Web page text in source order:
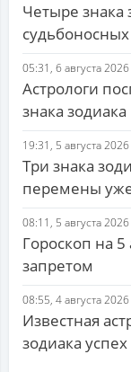
Четыре знака
05:31, 6 августа 2026
Астрологи
знака зодиака
19:31, 5 августа 2026
Три знака
перемены уже
08:11, 5 августа 2026
Гороскоп на
запретом
08:55, 4 августа 2026
Известная
зодиака успех